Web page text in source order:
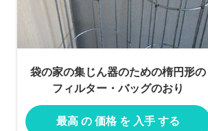
袋の家の集じん器のための楕円形の
フィルター・バッグのおり
最高 の 価格 を 入手 する